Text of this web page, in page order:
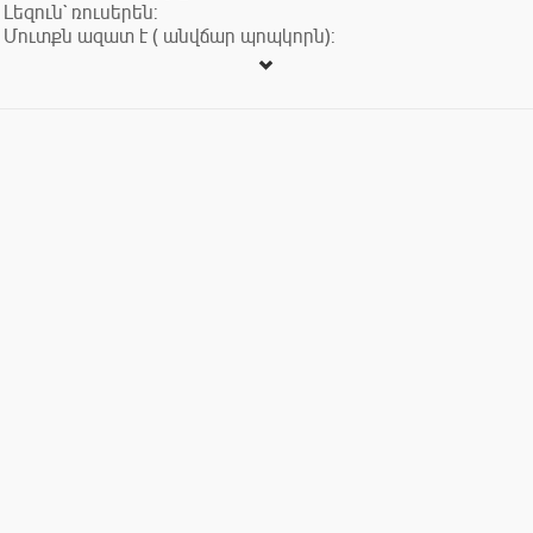
Լեզուն` ռուսերեն:
Մուտքն ազատ է ( անվճար պոպկորն):